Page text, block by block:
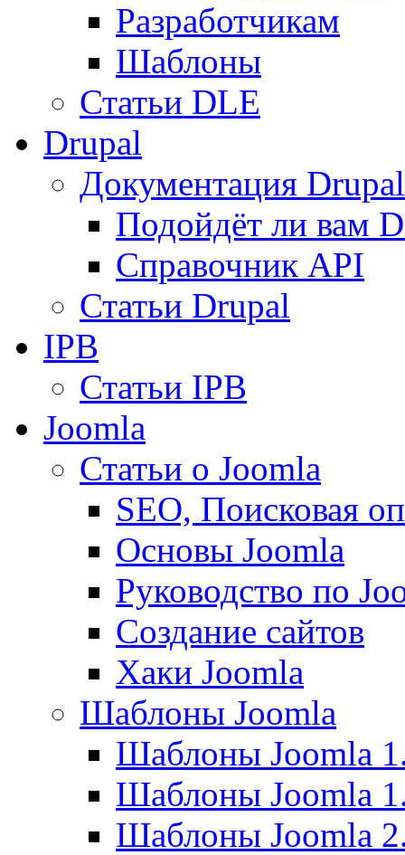
Разработчикам
Шаблоны
Статьи DLE
Drupal
Документация Drupal
Подойдёт ли вам
Справочник API
Статьи Drupal
IPB
Статьи IPB
Joomla
Статьи о Joomla
SEO, Поисковая
Основы Joomla
Руководство по
Создание сайтов
Хаки Joomla
Шаблоны Joomla
Шаблоны Joomla
Шаблоны Joomla
Шаблоны Joomla